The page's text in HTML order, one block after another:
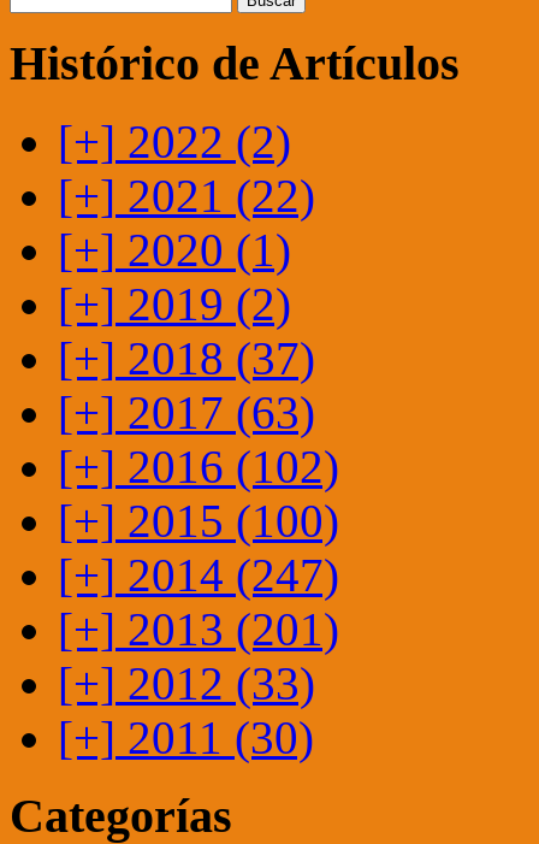
Histórico de Artículos
[+] 2022 (2)
[+] 2021 (22)
[+] 2020 (1)
[+] 2019 (2)
[+] 2018 (37)
[+] 2017 (63)
[+] 2016 (102)
[+] 2015 (100)
[+] 2014 (247)
[+] 2013 (201)
[+] 2012 (33)
[+] 2011 (30)
Categorías